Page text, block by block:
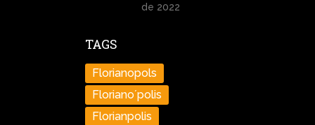
de 2022
TAGS
Florianopols
Floriano´polis
Florianpolis